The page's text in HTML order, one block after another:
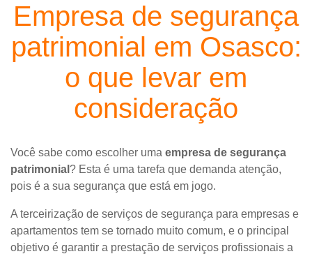
Empresa de segurança
patrimonial em Osasco:
o que levar em
consideração
Você sabe como escolher uma empresa de segurança
patrimonial ? Esta é uma tarefa que demanda atenção,
pois é a sua segurança que está em jogo.
A terceirização de serviços de segurança para empresas e
apartamentos tem se tornado muito comum, e o principal
objetivo é garantir a prestação de serviços profissionais a